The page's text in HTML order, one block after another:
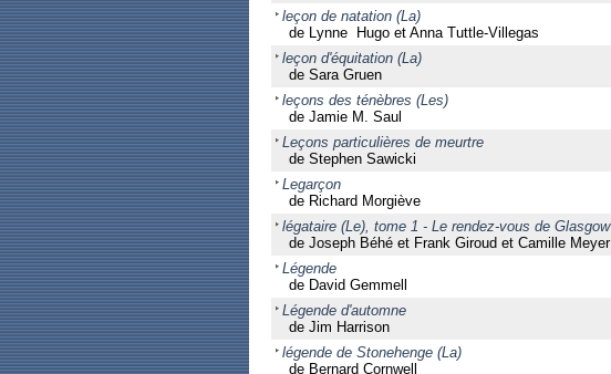
leçon de natation (La)
de Lynne Hugo et Anna Tuttle-Villegas
leçon d'équitation (La)
de Sara Gruen
leçons des ténèbres (Les)
de Jamie M. Saul
Leçons particulières de meurtre
de Stephen Sawicki
Legarçon
de Richard Morgiève
légataire (Le), tome 1 - Le rendez-vous de Glasgow
de Joseph Béhé et Frank Giroud et Camille Meyer
Légende
de David Gemmell
Légende d'automne
de Jim Harrison
légende de Stonehenge (La)
de Bernard Cornwell